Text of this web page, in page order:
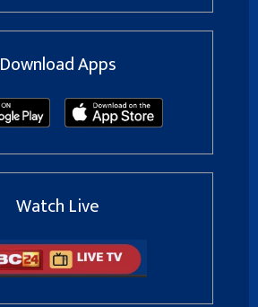
Download Apps
Watch Live